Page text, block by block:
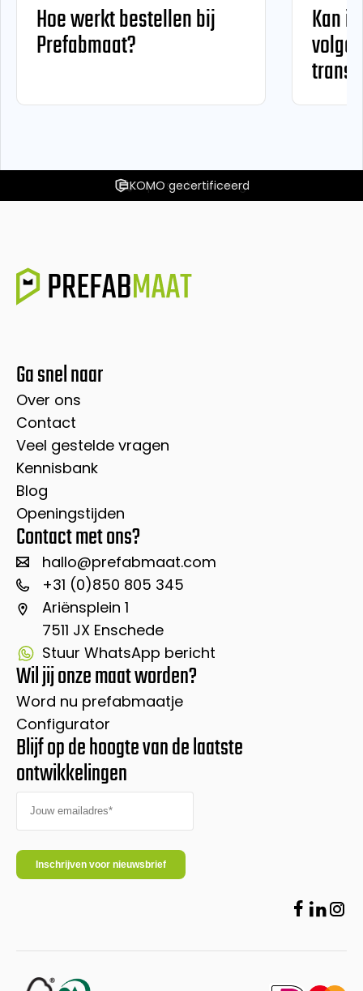
Hoe werkt bestellen bij
Prefabmaat?
Kan
KOMO gecertificeerd
Ga snel naar
Over ons
Contact
Veel gestelde vragen
Kennisbank
Blog
Openingstijden
Contact met ons?
hallo@prefabmaat.com
+31 (0)850 805 345
Ariënsplein 1
7511 JX Enschede
Stuur WhatsApp bericht
Wil jij onze maat worden?
Word nu prefabmaatje
Configurator
Blijf op de hoogte van de laatste
ontwikkelingen